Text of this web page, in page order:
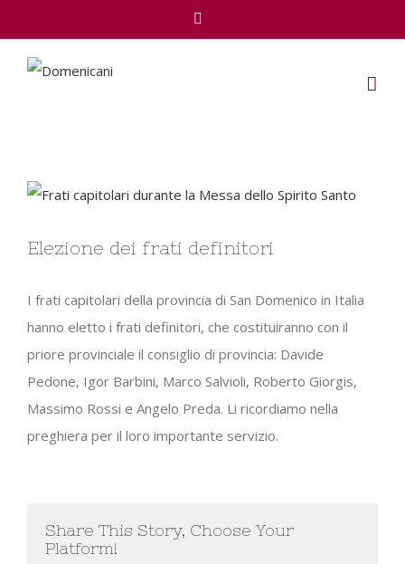
View
Image
Elezione dei frati definitori
I frati capitolari della provincia di San Domenico in Italia
hanno eletto i frati definitori, che costituiranno con il
priore provinciale il consiglio di provincia: Davide
Pedone, Igor Barbini, Marco Salvioli, Roberto Giorgis,
Massimo Rossi e Angelo Preda. Li ricordiamo nella
preghiera per il loro importante servizio.
Share This Story, Choose Your
Platform!